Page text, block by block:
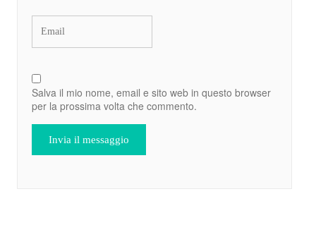
Salva il mio nome, email e sito web in questo browser
per la prossima volta che commento.